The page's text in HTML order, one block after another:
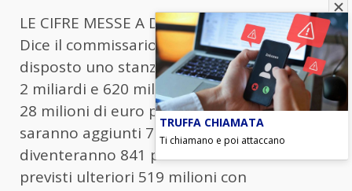
LE CIFRE MESSE A DISPOSIZIONE
Dice il commissario Figliuolo: ”Il Governo ha
disposto uno stanziamento iniziale di circa
2 miliardi e 620 milioni, di cui 1 miliardo e
28 milioni di euro per il 2023. Per il 2024
saranno aggiunti 750 milioni che
diventeranno 841 per il 2025. Inoltre sono
previsti ulteriori 519 milioni con
TRUFFA CHIAMATA
Ti chiamano e poi attaccano